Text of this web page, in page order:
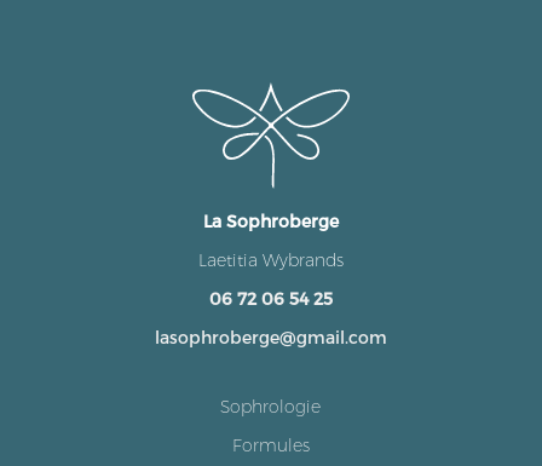
La Sophroberge
Laetitia Wybrands
06 72 06 54 25
lasophroberge@gmail.com
Sophrologie
Formules